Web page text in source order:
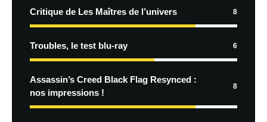
Critique de Les Maîtres de l’univers 8
Troubles, le test blu-ray 6
Assassin’s Creed Black Flag Resynced :
nos impressions !
8